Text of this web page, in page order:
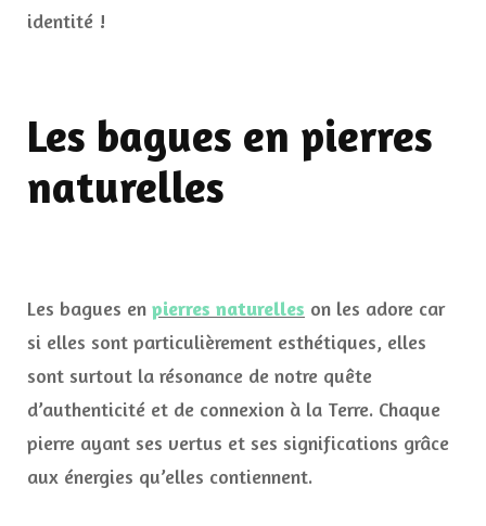
identité !
Les bagues en pierres
naturelles
Les bagues en pierres naturelles on les adore car
si elles sont particulièrement esthétiques, elles
sont surtout la résonance de notre quête
d’authenticité et de connexion à la Terre. Chaque
pierre ayant ses vertus et ses significations grâce
aux énergies qu’elles contiennent.